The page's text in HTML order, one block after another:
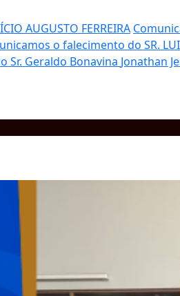
AUGUSTO FERREIRA
o falecimento do SR.
Sr. Geraldo Bonavina Jonathan